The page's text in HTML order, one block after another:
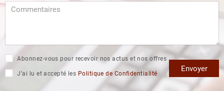
Abonnez-vous pour recevoir nos actus et nos offres
J’ai lu et accepté les Politique de Confidentialité
Envoyer